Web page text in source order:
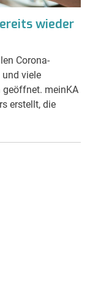
wieder
Corona-
und viele
geöffnet. meinKA
erstellt, die